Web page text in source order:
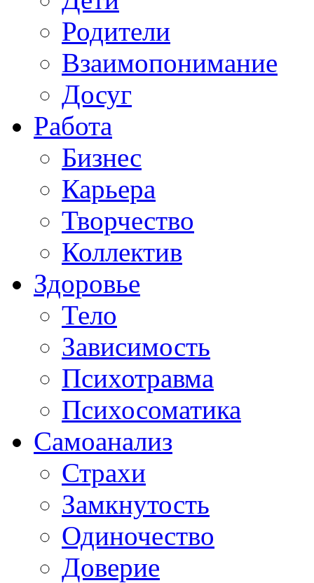
Родители
Взаимопонимание
Досуг
Работа
Бизнес
Карьера
Творчество
Коллектив
Здоровье
Тело
Зависимость
Психотравма
Психосоматика
Самоанализ
Страхи
Замкнутость
Одиночество
Доверие